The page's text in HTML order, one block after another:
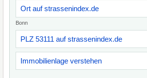
Ort auf strassenindex.de
Bonn
PLZ 53111 auf strassenindex.de
Immobilienlage verstehen